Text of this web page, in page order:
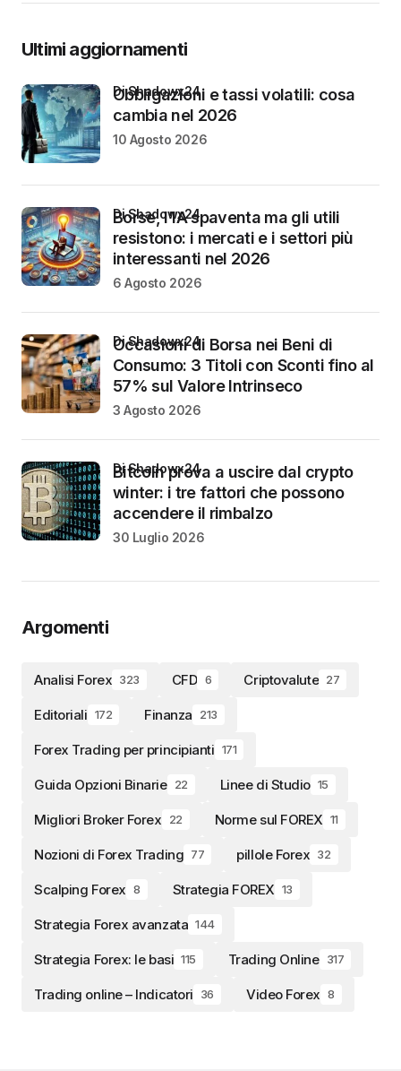
Ultimi aggiornamenti
Obbligazioni e tassi volatili: cosa
cambia nel 2026
di Shadowx24
10 Agosto 2026
Borse, l’IA spaventa ma gli utili
resistono: i mercati e i settori più
interessanti nel 2026
di Shadowx24
6 Agosto 2026
Occasioni di Borsa nei Beni di
Consumo: 3 Titoli con Sconti fino al
57% sul Valore Intrinseco
di Shadowx24
3 Agosto 2026
Bitcoin prova a uscire dal crypto
winter: i tre fattori che possono
accendere il rimbalzo
di Shadowx24
30 Luglio 2026
Argomenti
Analisi Forex 323 CFD 6 Criptovalute 27
Editoriali 172 Finanza 213
Forex Trading per principianti 171
Guida Opzioni Binarie 22 Linee di Studio 15
Migliori Broker Forex 22 Norme sul FOREX 11
Nozioni di Forex Trading 77 pillole Forex 32
Scalping Forex 8 Strategia FOREX 13
Strategia Forex avanzata 144
Strategia Forex: le basi 115 Trading Online 317
Trading online – Indicatori 36 Video Forex 8